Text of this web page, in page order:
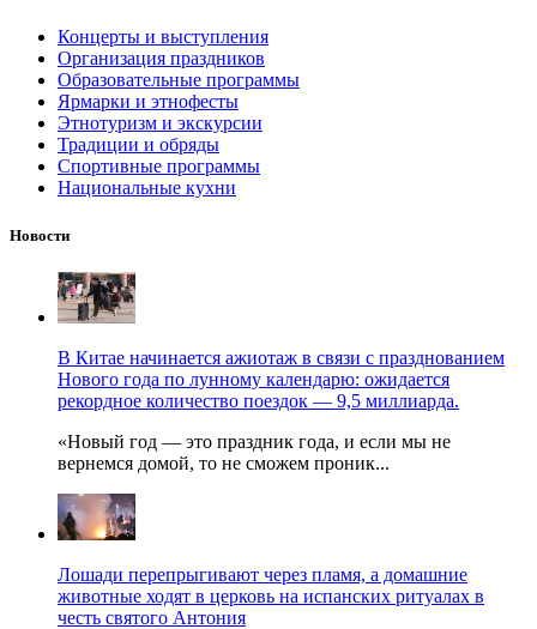
Концерты и выступления
Организация праздников
Образовательные программы
Ярмарки и этнофесты
Этнотуризм и экскурсии
Традиции и обряды
Спортивные программы
Национальные кухни
Новости
В Китае начинается ажиотаж в связи с празднованием
Нового года по лунному календарю: ожидается
рекордное количество поездок — 9,5 миллиарда.
«Новый год — это праздник года, и если мы не
вернемся домой, то не сможем проник...
Лошади перепрыгивают через пламя, а домашние
животные ходят в церковь на испанских ритуалах в
честь святого Антония